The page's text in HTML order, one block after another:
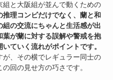
と大阪組が並んで動くための
推理コンビだけでなく、蘭と和
の交流にちゃんと生活感が出
葉が蘭に対する誤解や警戒を抱
ていく流れがポイントです。
、その横でレギュラー同士の
回の見せ方の巧さです。